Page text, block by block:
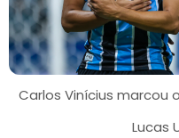
Carlos Vinícius marcou
Lucas